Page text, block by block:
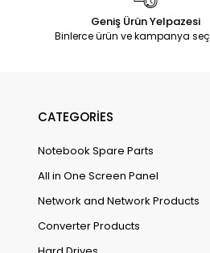
Geniş Ürün Yelpazesi
Binlerce ürün ve kampanya
CATEGORİES
Notebook Spare Parts
All in One Screen Panel
Network and Network Products
Converter Products